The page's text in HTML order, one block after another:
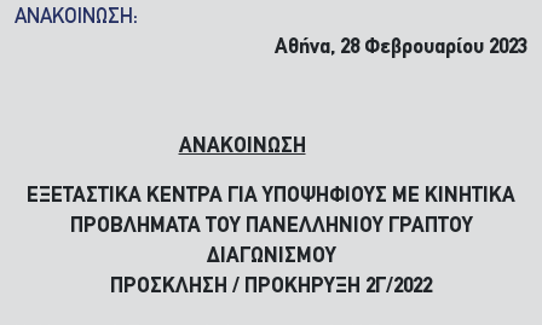
ΑΝΑΚΟΙΝΩΣΗ:
Αθήνα, 28 Φεβρουαρίου 2023
ΑΝΑΚΟΙΝΩΣΗ
ΕΞΕΤΑΣΤΙΚΑ ΚΕΝΤΡΑ ΓΙΑ ΥΠΟΨΗΦΙΟΥΣ ΜΕ ΚΙΝΗΤΙΚΑ
ΠΡΟΒΛΗΜΑΤΑ ΤΟΥ ΠΑΝΕΛΛΗΝΙΟΥ ΓΡΑΠΤΟΥ
ΔΙΑΓΩΝΙΣΜΟΥ
ΠΡΟΣΚΛΗΣΗ / ΠΡΟΚΗΡΥΞΗ 2Γ/2022